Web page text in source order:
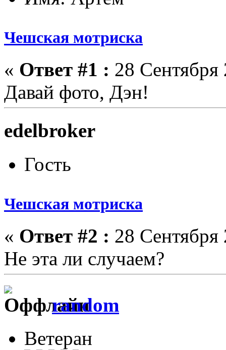
Чешская мотриска
« Ответ #1 : 28
Давай фото, Дэн!
edelbroker
Гость
Чешская мотриска
« Ответ #2 : 28
Не эта ли случаем?
random
Ветеран